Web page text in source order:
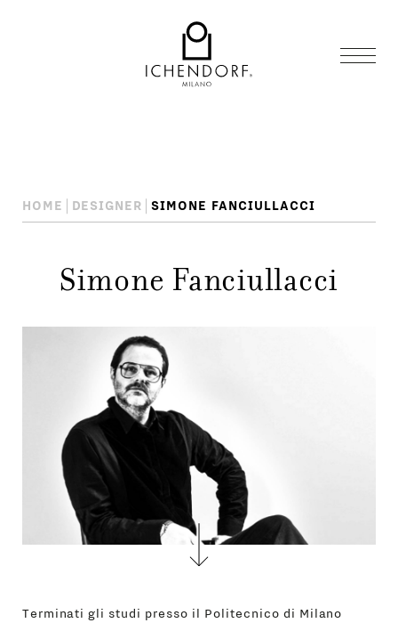
HOME DESIGNER SIMONE FANCIULLACCI
Simone Fanciullacci
Terminati gli studi presso il Politecnico di Milano